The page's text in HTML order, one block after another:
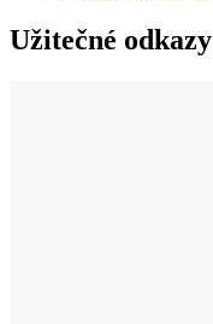
Užitečné odkazy